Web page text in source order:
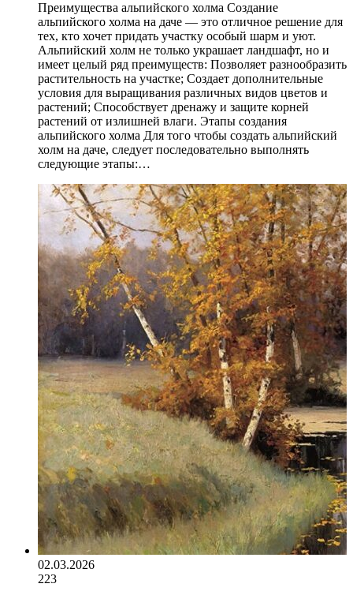
Преимущества альпийского холма Создание
альпийского холма на даче — это отличное решение для
тех, кто хочет придать участку особый шарм и уют.
Альпийский холм не только украшает ландшафт, но и
имеет целый ряд преимуществ: Позволяет разнообразить
растительность на участке; Создает дополнительные
условия для выращивания различных видов цветов и
растений; Способствует дренажу и защите корней
растений от излишней влаги. Этапы создания
альпийского холма Для того чтобы создать альпийский
холм на даче, следует последовательно выполнять
следующие этапы:…
02.03.2026
223